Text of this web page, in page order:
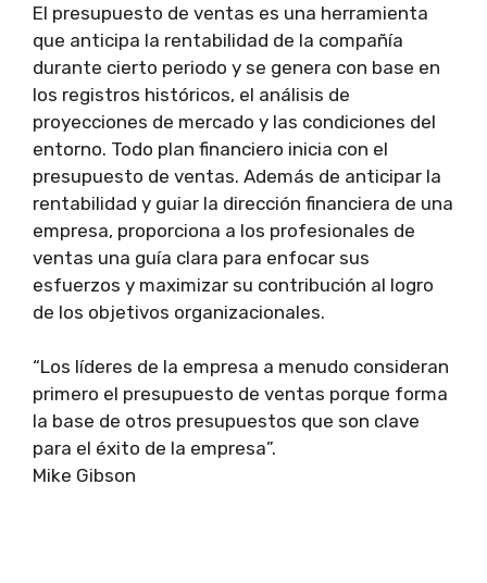
El presupuesto de ventas es una herramienta
que anticipa la rentabilidad de la compañía
durante cierto periodo y se genera con base en
los registros históricos, el análisis de
proyecciones de mercado y las condiciones del
entorno. Todo plan financiero inicia con el
presupuesto de ventas. Además de anticipar la
rentabilidad y guiar la dirección financiera de una
empresa, proporciona a los profesionales de
ventas una guía clara para enfocar sus
esfuerzos y maximizar su contribución al logro
de los objetivos organizacionales.
“Los líderes de la empresa a menudo consideran
primero el presupuesto de ventas porque forma
la base de otros presupuestos que son clave
para el éxito de la empresa”.
Mike Gibson